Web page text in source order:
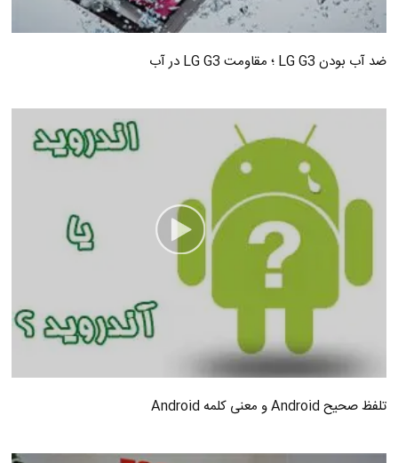
ضد آب بودن LG G3 ؛ مقاومت LG G3 در آب
تلفظ صحیح Android و معنی کلمه Android